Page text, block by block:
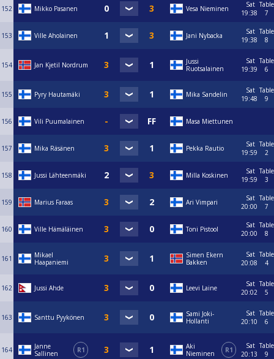
152 Mikko Pasanen Vesa Nieminen
Sat
19:38
Table
7
153 Ville Aholainen Jani Nybacka
Sat
19:38
Table
8
154 Jan Kjetil Nordrum
Jussi
Ruotsalainen
Sat
19:39
Table
6
155 Pyry Hautamäki Mika Sandelin
Sat
19:48
Table
9
156 Vili Puumalainen Masa Miettunen
157 Mika Räsänen Pekka Rautio
Sat
19:59
Table
2
158 Jussi Lähteenmäki Milla Koskinen
Sat
19:59
Table
3
159 Marius Faraas Ari Vimpari
Sat
20:00
Table
7
160 Ville Hämäläinen Toni Pistool
Sat
20:00
Table
8
161
Mikael
Haapaniemi
Simen Ekern
Bakken
Sat
20:08
Table
4
162 Jussi Ahde Leevi Laine
Sat
20:02
Table
5
163 Santtu Pyykönen
Sami Joki-
Hollanti
Sat
20:10
Table
6
164
Janne
Sallinen
R1
Aki
Nieminen
R1
Sat
20:13
Table
9